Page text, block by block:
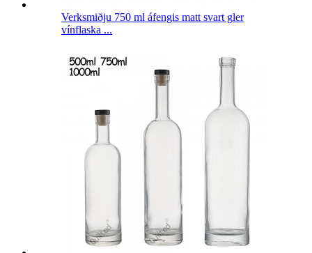
Verksmiðju 750 ml áfengis matt svart gler
vínflaska ...